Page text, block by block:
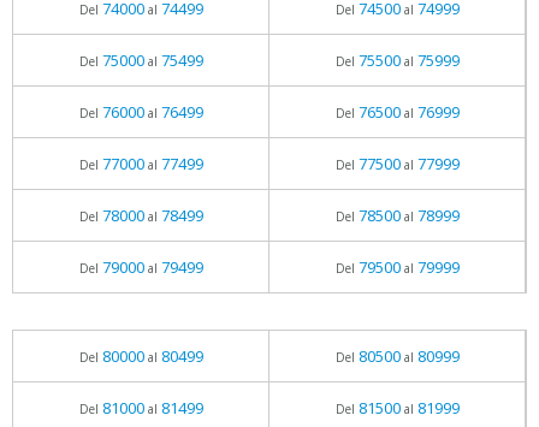
Del 74000al 74499 Del 74500al 74999
Del 75000al 75499 Del 75500al 75999
Del 76000al 76499 Del 76500al 76999
Del 77000al 77499 Del 77500al 77999
Del 78000al 78499 Del 78500al 78999
Del 79000al 79499 Del 79500al 79999
Del 80000al 80499 Del 80500al 80999
Del 81000al 81499 Del 81500al 81999